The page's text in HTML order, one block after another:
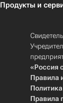
Продукты и
«Россия
Правила
Правила